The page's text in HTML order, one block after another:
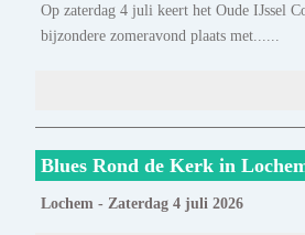
Op zaterdag 4 juli keert het Oude IJssel
bijzondere zomeravond plaats met......
Blues Rond de Kerk in
Lochem - Zaterdag 4 juli 2026